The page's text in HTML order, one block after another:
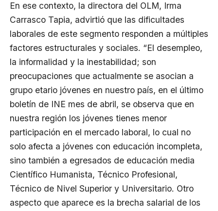
En ese contexto, la directora del OLM, Irma
Carrasco Tapia, advirtió que las dificultades
laborales de este segmento responden a múltiples
factores estructurales y sociales. “El desempleo,
la informalidad y la inestabilidad; son
preocupaciones que actualmente se asocian a
grupo etario jóvenes en nuestro país, en el último
boletín de INE mes de abril, se observa que en
nuestra región los jóvenes tienes menor
participación en el mercado laboral, lo cual no
solo afecta a jóvenes con educación incompleta,
sino también a egresados de educación media
Científico Humanista, Técnico Profesional,
Técnico de Nivel Superior y Universitario. Otro
aspecto que aparece es la brecha salarial de los